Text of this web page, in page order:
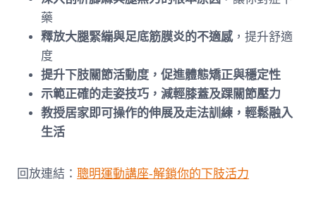
藥
釋放大腿緊繃與足底筋膜炎的不適感，提升舒適
度
提升下肢關節活動度，促進體態矯正與穩定性
示範正確的走姿技巧，減輕膝蓋及踝關節壓力
教授居家即可操作的伸展及走法訓練，輕鬆融入
生活
回放連結： 聰明運動講座-解鎖你的下肢活力